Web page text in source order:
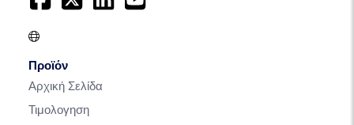
Προϊόν
Αρχική Σελίδα
Τιμολογηση